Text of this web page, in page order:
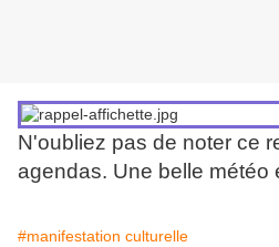
N'oubliez pas de noter ce
agendas. Une belle météo
#manifestation culturelle